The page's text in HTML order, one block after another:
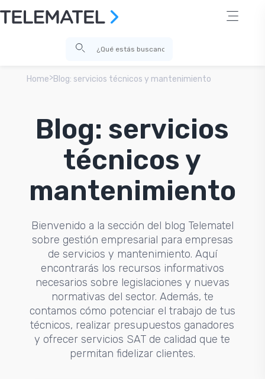
Home>Blog: servicios técnicos y mantenimiento
Blog: servicios
técnicos y
mantenimiento
Bienvenido a la sección del blog Telematel
sobre gestión empresarial para empresas
de servicios y mantenimiento. Aquí
encontrarás los recursos informativos
necesarios sobre legislaciones y nuevas
normativas del sector. Además, te
contamos cómo potenciar el trabajo de tus
técnicos, realizar presupuestos ganadores
y ofrecer servicios SAT de calidad que te
permitan fidelizar clientes.